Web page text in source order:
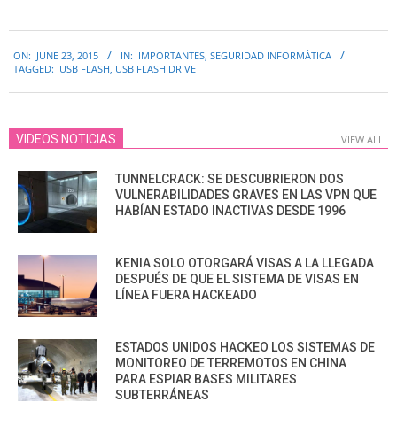
06-
ON: JUNE 23, 2015 IN: IMPORTANTES SEGURIDAD INFORMÁTICA
TAGGED: USB FLASH USB FLASH DRIVE
VIDEOS NOTICIAS VIEW ALL
TUNNELCRACK: SE DESCUBRIERON DOS
VULNERABILIDADES GRAVES EN LAS VPN QUE
HABÍAN ESTADO INACTIVAS DESDE 1996
KENIA SOLO OTORGARÁ VISAS A LA LLEGADA
DESPUÉS DE QUE EL SISTEMA DE VISAS EN
LÍNEA FUERA HACKEADO
ESTADOS UNIDOS HACKEO LOS SISTEMAS DE
MONITOREO DE TERREMOTOS EN CHINA
PARA ESPIAR BASES MILITARES
SUBTERRÁNEAS